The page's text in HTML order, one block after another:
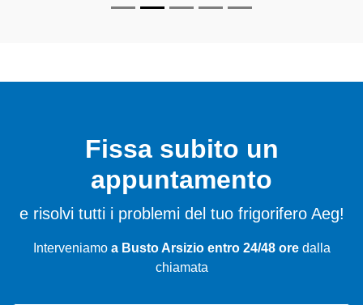
Fissa subito un
appuntamento
e risolvi tutti i problemi del tuo frigorifero Aeg!
Interveniamo a Busto Arsizio entro 24/48 oredalla
chiamata